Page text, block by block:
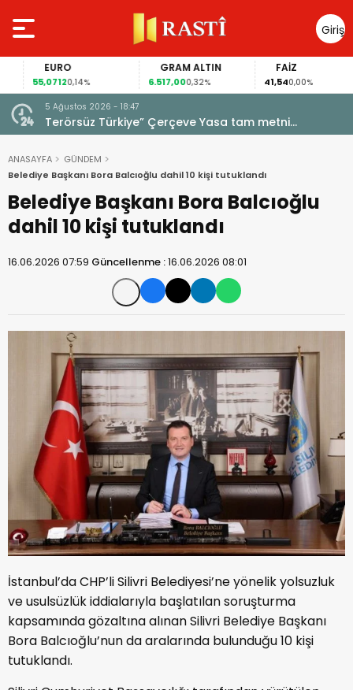
Giriş
Yap
EURO
55,07120,14%
GRAM ALTIN
6.517,000,32%
FAİZ
41,540,00%
5 Ağustos 2026 - 18:47
Terörsüz Türkiye” Çerçeve Yasa tam metni
yayımlandı! 12 Madde neleri kapsıyor?
ANASAYFA
GÜNDEM
Belediye Başkanı Bora Balcıoğlu dahil 10 kişi tutuklandı
Belediye Başkanı Bora Balcıoğlu
dahil 10 kişi tutuklandı
16.06.2026 07:59 Güncellenme :16.06.2026 08:01
İstanbul’da CHP’li Silivri Belediyesi’ne yönelik yolsuzluk
ve usulsüzlük iddialarıyla başlatılan soruşturma
kapsamında gözaltına alınan Silivri Belediye Başkanı
Bora Balcıoğlu’nun da aralarında bulunduğu 10 kişi
tutuklandı.